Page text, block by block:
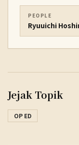
PEOPLE
Ryuuichi
Jejak Topik
OP ED